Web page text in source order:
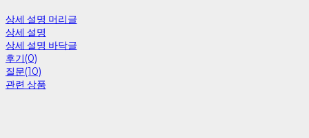
상세 설명 머리글
상세 설명
상세 설명 바닥글
후기(0)
질문(10)
관련 상품